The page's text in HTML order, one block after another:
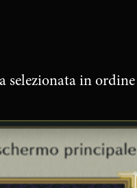
in ordine